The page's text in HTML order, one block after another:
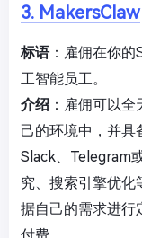
3. MakersClaw
标语：雇佣在你的
工智能员工。
介绍 ：雇佣可以
己的环境中，并具
Slack、Telegram
究、搜索引擎优化
据自己的需求进行